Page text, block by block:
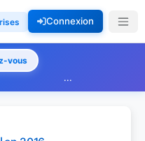
Connexion
vous
...